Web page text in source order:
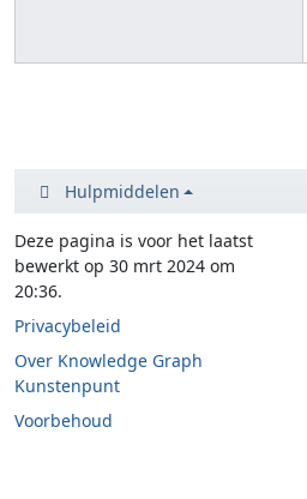
Hulpmiddelen
Deze pagina is voor het laatst
bewerkt op 30 mrt 2024 om
20:36.
Privacybeleid
Over Knowledge Graph
Kunstenpunt
Voorbehoud